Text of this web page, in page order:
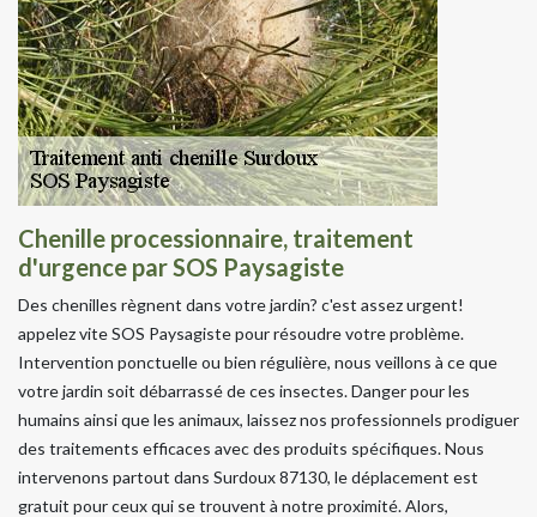
Chenille processionnaire, traitement
d'urgence par SOS Paysagiste
Des chenilles règnent dans votre jardin? c'est assez urgent!
appelez vite SOS Paysagiste pour résoudre votre problème.
Intervention ponctuelle ou bien régulière, nous veillons à ce que
votre jardin soit débarrassé de ces insectes. Danger pour les
humains ainsi que les animaux, laissez nos professionnels prodiguer
des traitements efficaces avec des produits spécifiques. Nous
intervenons partout dans Surdoux 87130, le déplacement est
gratuit pour ceux qui se trouvent à notre proximité. Alors,